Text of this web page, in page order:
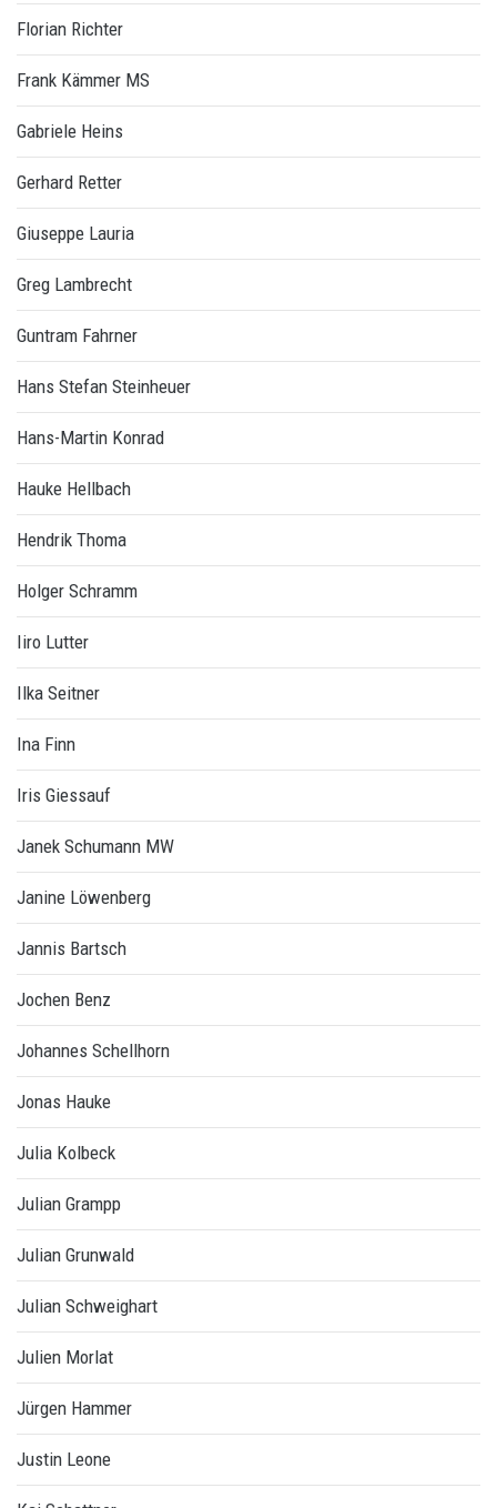
Florian Richter
Frank Kämmer MS
Gabriele Heins
Gerhard Retter
Giuseppe Lauria
Greg Lambrecht
Guntram Fahrner
Hans Stefan Steinheuer
Hans-Martin Konrad
Hauke Hellbach
Hendrik Thoma
Holger Schramm
Iiro Lutter
Ilka Seitner
Ina Finn
Iris Giessauf
Janek Schumann MW
Janine Löwenberg
Jannis Bartsch
Jochen Benz
Johannes Schellhorn
Jonas Hauke
Julia Kolbeck
Julian Grampp
Julian Grunwald
Julian Schweighart
Julien Morlat
Jürgen Hammer
Justin Leone